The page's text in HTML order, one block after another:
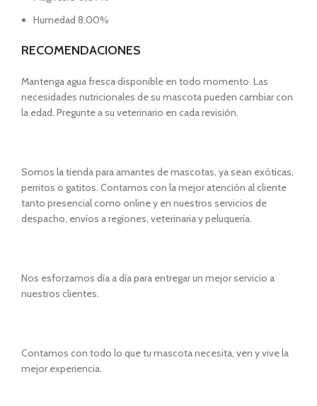
Humedad 8,00%
RECOMENDACIONES
Mantenga agua fresca disponible en todo momento. Las
necesidades nutricionales de su mascota pueden cambiar con
la edad. Pregunte a su veterinario en cada revisión.
Somos la tienda para amantes de mascotas, ya sean exóticas,
perritos o gatitos. Contamos con la mejor atención al cliente
tanto presencial como online y en nuestros servicios de
despacho, envíos a regiones, veterinaria y peluquería.
Nos esforzamos día a día para entregar un mejor servicio a
nuestros clientes.
Contamos con todo lo que tu mascota necesita, ven y vive la
mejor experiencia.